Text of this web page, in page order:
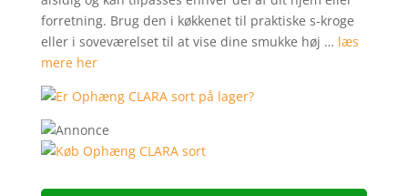
forretning. Brug den i køkkenet til praktiske s-kroge
eller i soveværelset til at vise dine smukke høj … læs
mere her